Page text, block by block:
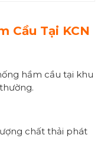
Cầu Tại KCN
hầm cầu tại khu
chất thải phát